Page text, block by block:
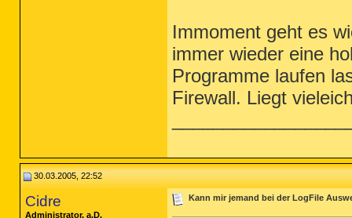
Immoment geht es
immer wieder eine
Programme laufen
Firewall. Liegt
30.03.2005, 22:52
Cidre
Administrator, a.D.
Kann mir jemand bei der LogFile